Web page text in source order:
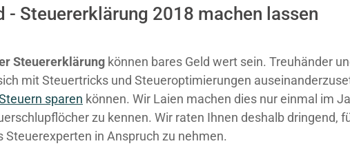
- Steuererklärung 2018 machen lassen
Steuererklärung können bares Geld wert sein. Treuhänder
mit Steuertricks und Steueroptimierungen
sparen können. Wir Laien machen dies nur einmal im
zu kennen. Wir raten Ihnen deshalb dringend,
in Anspruch zu nehmen.